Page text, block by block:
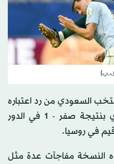
السعودي من رد اعتباره
من الخسارة أمام أوروغواي بنتيجة صفر - 1 في الدور
النسخة مفاجآت عدة مثل